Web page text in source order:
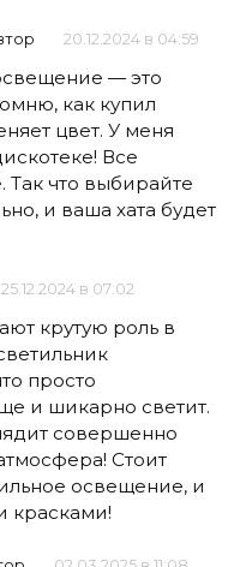
20.12.2024 в 04:59
— это
как купил
цвет. У меня
Все
Так что выбирайте
и ваша хата будет
25.12.2024 в 07:02
крутую роль в
просто
и шикарно светит.
совершенно
Стоит
освещение, и
красками!